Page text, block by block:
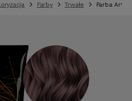
Farby Trwałe Farba